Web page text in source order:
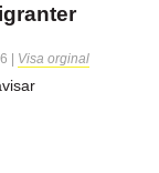
Visa orginal